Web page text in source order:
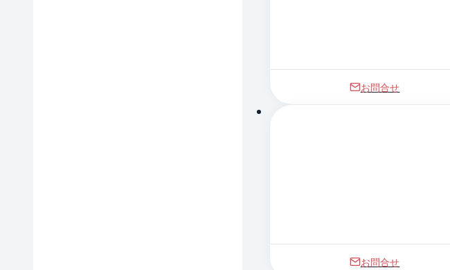
お問合せ
お問合せ